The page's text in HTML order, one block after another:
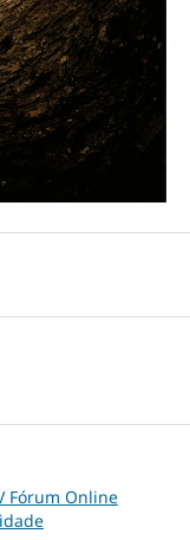
Fórum Online